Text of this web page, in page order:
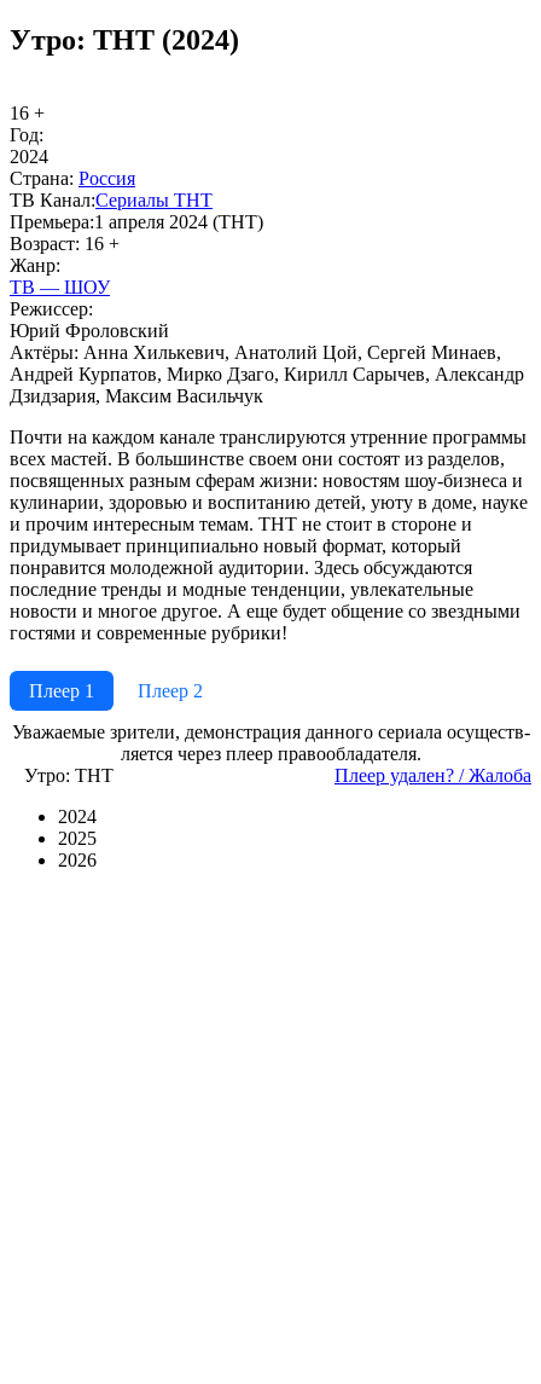
Утро: ТНТ (2024)
16 +
Год:
2024
Стра­на: Рос­сия
ТВ Ка­нал:Се­риа­лы ТНТ
Пре­мье­ра:1 апреля 2024 (ТНТ)
Воз­раст: 16 +
Жанр:
ТВ — ШОУ
Ре­жис­сер:
Юрий Фроловский
Ак­тё­ры: Анна Хилькевич, Анатолий Цой, Сергей Минаев,
Андрей Курпатов, Мирко Дзаго, Кирилл Сарычев, Александр
Дзидзария, Максим Васильчук
Почти на каждом канале транслируются утренние программы
всех мастей. В большинстве своем они состоят из разделов,
посвященных разным сферам жизни: новостям шоу-бизнеса и
кулинарии, здоровью и воспитанию детей, уюту в доме, науке
и прочим интересным темам. ТНТ не стоит в стороне и
придумывает принципиально новый формат, который
понравится молодежной аудитории. Здесь обсуждаются
последние тренды и модные тенденции, увлекательные
новости и многое другое. А еще будет общение со звездными
гостями и современные рубрики!
Плеер 1
Плеер 2
Ува­жае­мые зри­те­ли, де­мон­ст­ра­ция дан­но­го се­риа­ла осу­ще­ст­в­
ля­ет­ся че­рез пле­ер пра­во­об­ла­да­те­ля.
Утро: ТНТ
Пле­ер уда­лен? / Жа­ло­ба
2024
2025
2026